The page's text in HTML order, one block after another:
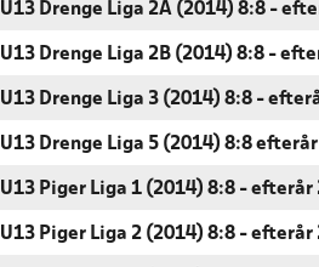
U13 Drenge Liga 2A (2014) 8:8 -
U13 Drenge Liga 2B (2014) 8:8 -
U13 Drenge Liga 3 (2014) 8:8 -
U13 Drenge Liga 5 (2014) 8:8
U13 Piger Liga 1 (2014) 8:8 - efterår
U13 Piger Liga 2 (2014) 8:8 - efterår